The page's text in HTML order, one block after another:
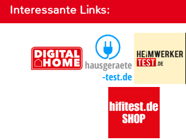
Interessante Links: